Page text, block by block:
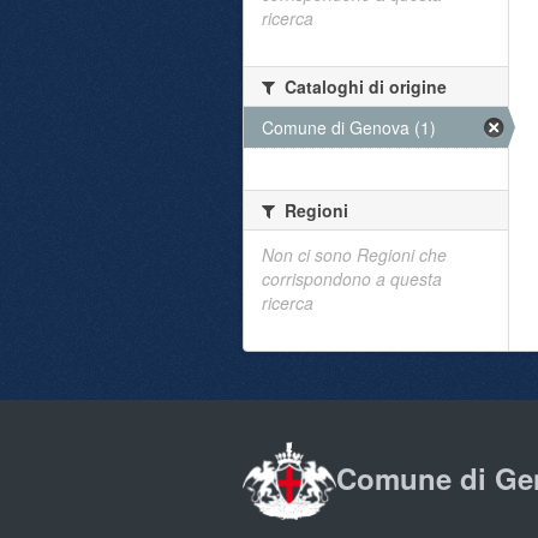
ricerca
Cataloghi di origine
Comune di Genova (1)
Regioni
Non ci sono Regioni che
corrispondono a questa
ricerca
Comune di